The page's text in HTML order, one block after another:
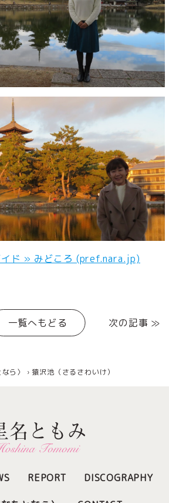
イド » みどころ (pref.nara.jp)
一覧へもどる 次の記事 ≫
ら〉 › 猿沢池（さるさわいけ）
REPORT DISCOGRAPHY